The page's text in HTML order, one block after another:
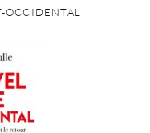
OCCIDENTAL